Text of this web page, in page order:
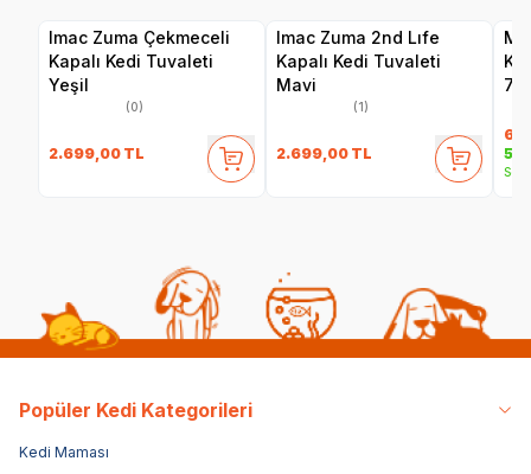
Imac Zuma Çekmeceli
Kapalı Kedi Tuvaleti
Yeşil
(0)
2.699,00 TL
Imac Zuma 2nd Lıfe
Kapalı Kedi Tuvaleti
Mavi
(1)
2.699,00 TL
Popüler Kedi Kategorileri
Kedi Maması